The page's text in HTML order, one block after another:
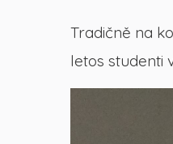
Tradičně na
letos studenti